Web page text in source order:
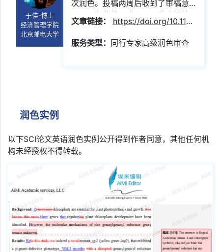
于佳-博士
经济管理学院
北京邮电大学
次润色。投稿两周后收到了审稿意
见，现在稿件正式录用。我会继续
选择埃米编辑并推荐同学使用。
文章链接： https://doi.org/10.1177/0266666920967387
服务类型： 同行专家高级润色审查
润色实例
以下SCI论文英语润色实例公开得到作者同意，其他任何机
构未经授权不得转载。